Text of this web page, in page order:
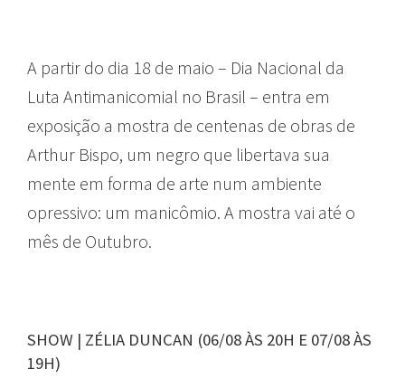
A partir do dia 18 de maio – Dia Nacional da
Luta Antimanicomial no Brasil – entra em
exposição a mostra de centenas de obras de
Arthur Bispo, um negro que libertava sua
mente em forma de arte num ambiente
opressivo: um manicômio. A mostra vai até o
mês de Outubro.
SHOW | ZÉLIA DUNCAN (06/08 ÀS 20H E 07/08 ÀS
19H)